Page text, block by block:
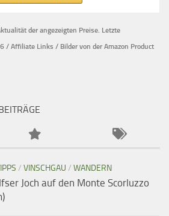
der angezeigten Preise. Letzte
/ Affiliate Links / Bilder von der Amazon Product
/ VINSCHGAU / WANDERN
Joch auf den Monte Scorluzzo